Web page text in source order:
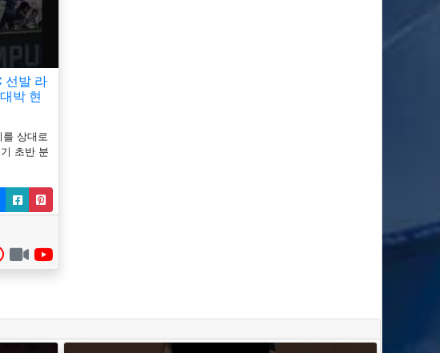
선발 라
박 현
상대로
초반 분